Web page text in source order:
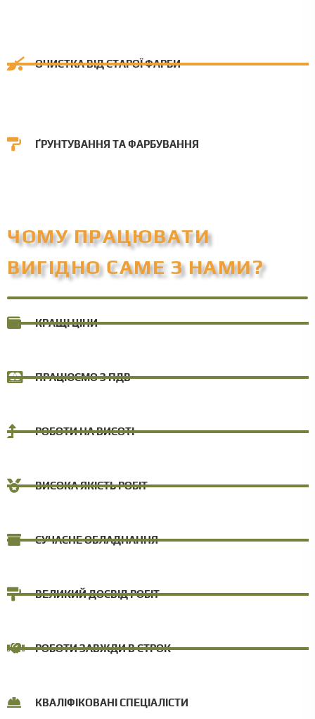
ОЧИСТКА ВІД СТАРОЇ ФАРБИ
ҐРУНТУВАННЯ ТА ФАРБУВАННЯ
ЧОМУ ПРАЦЮВАТИ
ВИГІДНО САМЕ З НАМИ?
КРАЩІ ЦІНИ
ПРАЦЮЄМО З ПДВ
РОБОТИ НА ВИСОТІ
ВИСОКА ЯКІСТЬ РОБІТ
СУЧАСНЕ ОБЛАДНАННЯ
ВЕЛИКИЙ ДОСВІД РОБІТ
РОБОТИ ЗАВЖДИ В СТРОК
КВАЛІФІКОВАНІ СПЕЦІАЛІСТИ